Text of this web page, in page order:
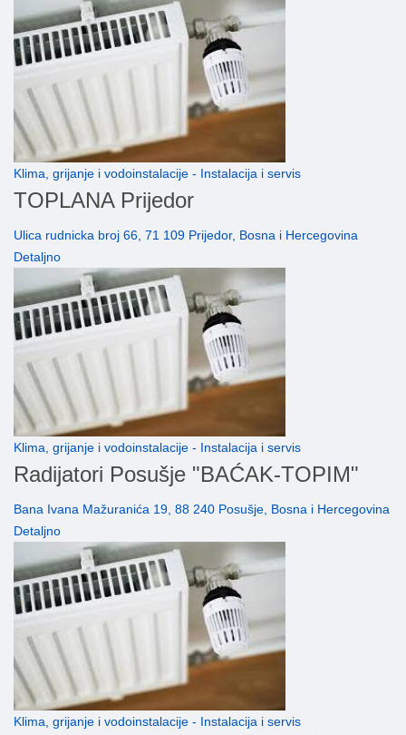
Klima, grijanje i vodoinstalacije - Instalacija i servis
TOPLANA Prijedor
Ulica rudnicka broj 66, 71 109 Prijedor, Bosna i Hercegovina
Detaljno
Klima, grijanje i vodoinstalacije - Instalacija i servis
Radijatori Posušje "BAĆAK-TOPIM"
Bana Ivana Mažuranića 19, 88 240 Posušje, Bosna i Hercegovina
Detaljno
Klima, grijanje i vodoinstalacije - Instalacija i servis